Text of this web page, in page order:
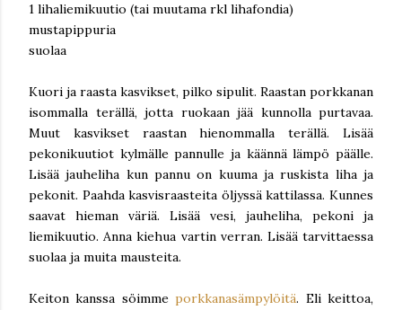
1 lihaliemikuutio (tai muutama rkl lihafondia)
mustapippuria
suolaa
Kuori ja raasta kasvikset, pilko sipulit. Raastan porkkanan
isommalla terällä, jotta ruokaan jää kunnolla purtavaa.
Muut kasvikset raastan hienommalla terällä. Lisää
pekonikuutiot kylmälle pannulle ja käännä lämpö päälle.
Lisää jauheliha kun pannu on kuuma ja ruskista liha ja
pekonit. Paahda kasvisraasteita öljyssä kattilassa. Kunnes
saavat hieman väriä. Lisää vesi, jauheliha, pekoni ja
liemikuutio. Anna kiehua vartin verran. Lisää tarvittaessa
suolaa ja muita mausteita.
Keiton kanssa söimmeporkkanasämpylöitä. Eli keittoa,